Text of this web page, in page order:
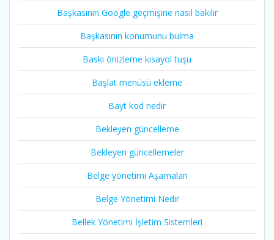
Başkasının Google geçmişine nasıl bakılır
Başkasının konumunu bulma
Baskı önizleme kısayol tuşu
Başlat menüsü ekleme
Bayt kod nedir
Bekleyen güncelleme
Bekleyen güncellemeler
Belge yönetimi Aşamaları
Belge Yönetimi Nedir
Bellek Yönetimi İşletim Sistemleri